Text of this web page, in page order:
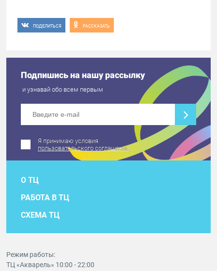
ПОДЕЛИТЬСЯ РАССКАЗАТЬ
Подпишись на нашу рассылку
и узнавай обо всем первым
Я принимаю условия
пользовательского соглашения
О ТЦ
РАБОТА В ТЦ
СХЕМА ТЦ
Режим работы:
ТЦ «Акварель» 10:00 - 22:00